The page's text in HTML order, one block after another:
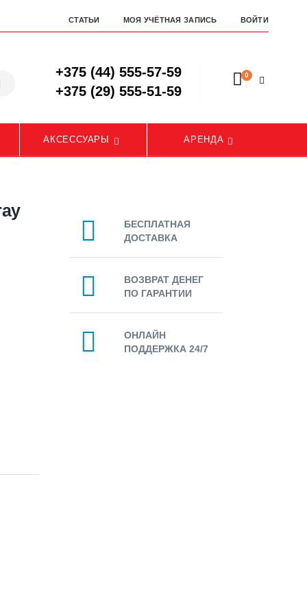
СТАТЬИ МОЯ УЧЁТНАЯ ЗАПИСЬ ВОЙТИ
+375 (44) 555-57-59
+375 (29) 555-51-59
0
АКСЕССУАРЫ АРЕНДА
БЕСПЛАТНАЯ
ДОСТАВКА
ВОЗВРАТ ДЕНЕГ
ПО ГАРАНТИИ
ОНЛАЙН
ПОДДЕРЖКА 24/7